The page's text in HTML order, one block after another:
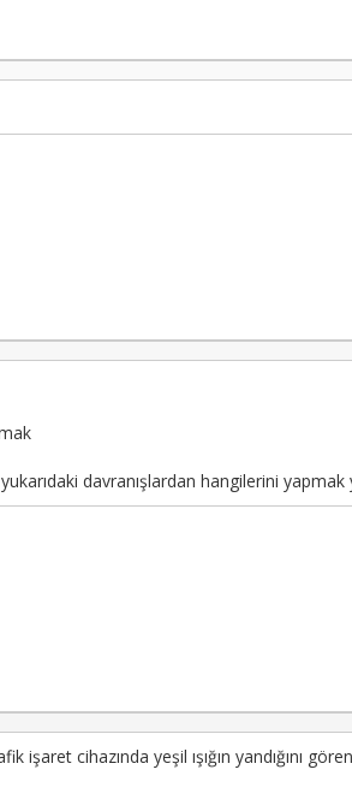
davranışlardan hangilerini yapmak
işaret cihazında yeşil ışığın yandığını